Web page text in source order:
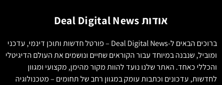
אודות Deal Digital News
ברוכים הבאים ל-Deal Digital News – פורטל חדשות ותוכן דינמי, עדכני
ומוביל, שנבנה במיוחד עבור הקוראים שחיים ונושמים את העולם הדיגיטלי
והכללי כאחד. האתר שלנו נועד להוות מקור מהימן, מקצועי ומגוון
לחדשות, עדכונים וכתבות עומק במגוון רחב של תחומים – מטכנולוגיה